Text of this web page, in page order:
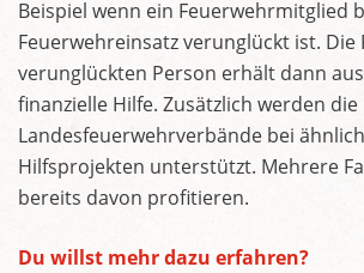
Beispiel wenn ein Feuerwehrmitglied
Feuerwehreinsatz verunglückt ist. Die
verunglückten Person erhält dann
finanzielle Hilfe. Zusätzlich werden die
Landesfeuerwehrverbände bei
Hilfsprojekten unterstützt. Mehrere
bereits davon profitieren.
Du willst mehr dazu erfahren?